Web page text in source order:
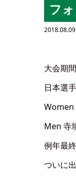
フ
2018.08.09
大会期
日本選
Women
Men 寺
例年最
ついに